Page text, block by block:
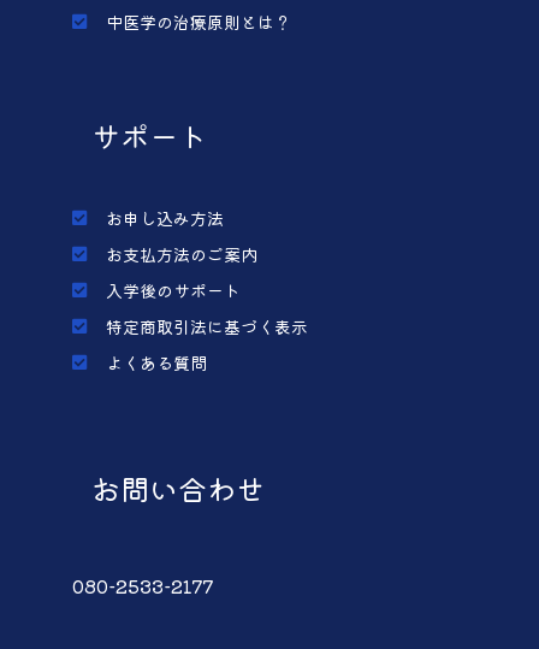
中医学の治療原則とは？
サポート
お申し込み方法
お支払方法のご案内
入学後のサポート
特定商取引法に基づく表示
よくある質問
お問い合わせ
080-2533-2177